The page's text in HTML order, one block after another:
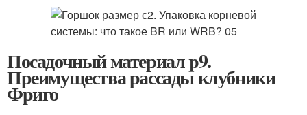
Посадочный материал p9.
Преимущества рассады клубники
Фриго